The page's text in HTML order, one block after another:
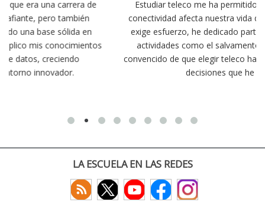
Estudiar teleco me ha permitido comprender cómo la
conectividad afecta nuestra vida diaria. Aunque la carrera
exige esfuerzo, he dedicado parte de mi tiempo a otras
actividades como el salvamento y socorrismo. Estoy
convencido de que elegir teleco ha sido una de las mejores
decisiones que he tomado.
LA ESCUELA EN LAS REDES